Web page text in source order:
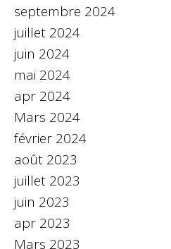
septembre 2024
juillet 2024
juin 2024
mai 2024
apr 2024
Mars 2024
février 2024
août 2023
juillet 2023
juin 2023
apr 2023
Mars 2023